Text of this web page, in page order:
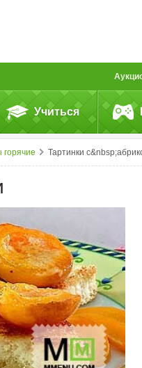
Учиться
горячие Тартинки